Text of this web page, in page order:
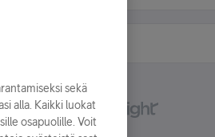
sekä
alla. Kaikki luokat
osapuolille. Voit